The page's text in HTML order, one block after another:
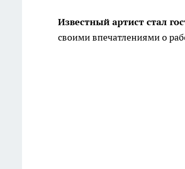
Известный артист стал
своими впечатлениями о